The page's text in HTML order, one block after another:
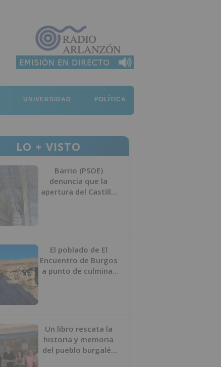
UNIVERSIDAD POLÍTICA
LO + VISTO
Barrio (PSOE)
denuncia que la
apertura del Castillo
El poblado de El
Encuentro de Burgos
a punto de culminar
Un libro rescata la
historia y memoria
del pueblo burgalés